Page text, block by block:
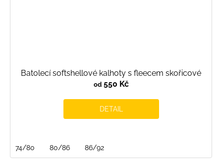
Batolecí softshellové kalhoty s fleecem skořicové
od550 Kč
DETAIL
74/80 80/86 86/92